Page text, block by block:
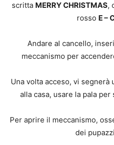
scritta MERRY CHRISTMAS,
rosso E –
Andare al cancello,
meccanismo per
Una volta acceso, vi
alla casa, usare la pala
Per aprire il meccanismo,
dei